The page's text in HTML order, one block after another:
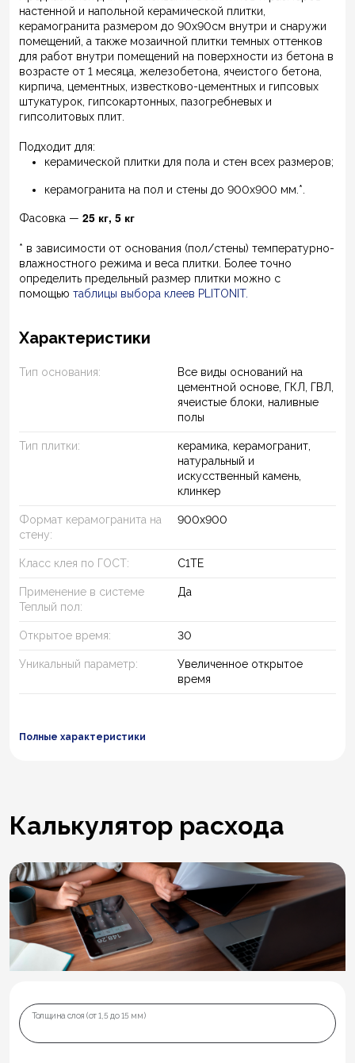
настенной и напольной керамической плитки,
керамогранита размером до 90х90см внутри и снаружи
помещений, а также мозаичной плитки темных оттенков
для работ внутри помещений на поверхности из бетона в
возрасте от 1 месяца, железобетона, ячеистого бетона,
кирпича, цементных, известково-цементных и гипсовых
штукатурок, гипсокартонных, пазогребневых и
гипсолитовых плит.
Подходит для:
керамической плитки для пола и стен всех размеров;
керамогранита на пол и стены до 900х900 мм.*.
Фасовка — 25 кг, 5 кг
* в зависимости от основания (пол/стены) температурно-
влажностного режима и веса плитки. Более точно
определить предельный размер плитки можно с
помощью таблицы выбора клеев PLITONIT.
Характеристики
Тип основания:
Все виды оснований на
цементной основе, ГКЛ, ГВЛ,
ячеистые блоки, наливные
полы
Тип плитки:
керамика, керамогранит,
натуральный и
искусственный камень,
клинкер
Формат керамогранита на
стену:
900х900
Класс клея по ГОСТ: C1TE
Применение в системе
Теплый пол:
Да
Открытое время: 30
Уникальный параметр:
Увеличенное открытое
время
Полные характеристики
Калькулятор расхода
Толщина слоя (от 1,5 до 15 мм)